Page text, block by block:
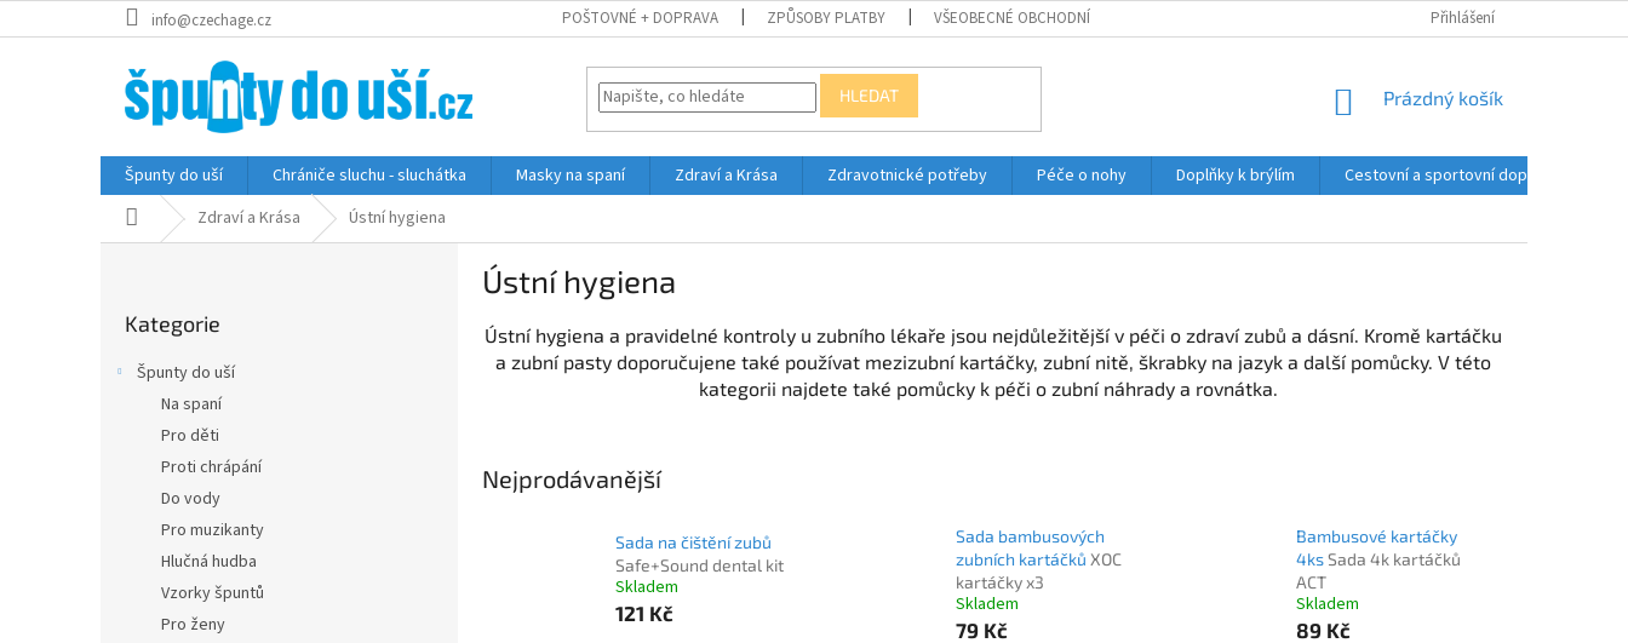
na
info@czechage.cz POŠTOVNÉ + DOPRAVA ZPŮSOBY PLATBY VŠEOBECNÉ OBCHODNÍ PODMÍNKY PODMÍNKY OCHRANY OSOBNÍCH ÚDAJŮ
Přihlášení
HLEDAT
NÁKUPNÍ
Prázdný košík
Špunty do uší Chrániče sluchu - sluchátka Masky na spaní Zdraví a Krása Zdravotnické potřeby Péče o nohy Doplňky k brýlím Cestovní a sportovní doplňky
Domů Zdraví a Krása Ústní hygiena
kategorie
Kategorie
Špunty do uší
Na spaní
Pro děti
Proti chrápání
Do vody
Pro muzikanty
Hlučná hudba
Vzorky špuntů
Pro ženy
Ústní hygiena
Ústní hygiena a pravidelné kontroly u zubního lékaře jsou nejdůležitější v péči o zdraví zubů a dásní. Kromě kartáčku
a zubní pasty doporučujene také používat mezizubní kartáčky, zubní nitě, škrabky na jazyk a další pomůcky. V této
kategorii najdete také pomůcky k péči o zubní náhrady a rovnátka.
Nejprodávanější
Sada na čištění zubů
Safe+Sound dental kit
Skladem
121 Kč
Sada bambusových
zubních kartáčků XOC
kartáčky x3
Skladem
79 Kč
Bambusové kartáčky
4ksSada 4k kartáčků
ACT
Skladem
89 Kč